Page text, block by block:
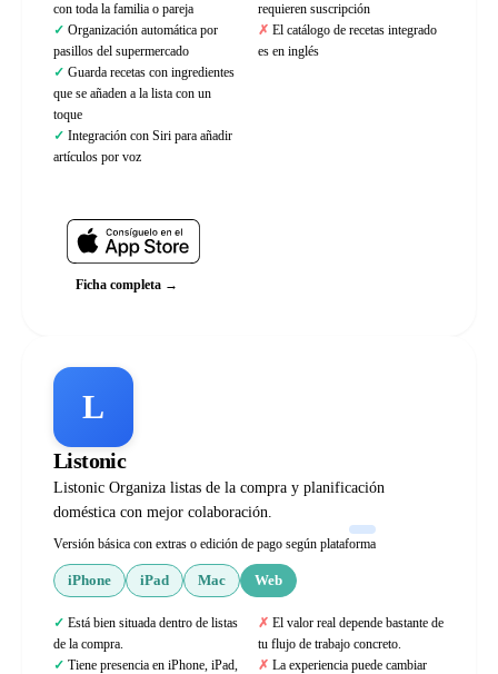
con toda la familia o pareja
Organización automática por
pasillos del supermercado
Guarda recetas con ingredientes
que se añaden a la lista con un
toque
Integración con Siri para añadir
artículos por voz
requieren suscripción
El catálogo de recetas integrado
es en inglés
Ficha completa →
L
Listonic
Listonic Organiza listas de la compra y planificación
doméstica con mejor colaboración.
Versión básica con extras o edición de pago según plataforma
iPhone iPad Mac Web
Está bien situada dentro de listas
de la compra.
Tiene presencia en iPhone, iPad,
El valor real depende bastante de
tu flujo de trabajo concreto.
La experiencia puede cambiar